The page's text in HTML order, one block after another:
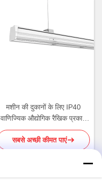
मशीन की दुकानों के लिए IP40
वाणिज्यिक औद्योगिक रैखिक प्रकाश
80W DALI डिमिंग
सबसे अच्छी कीमत पाएं